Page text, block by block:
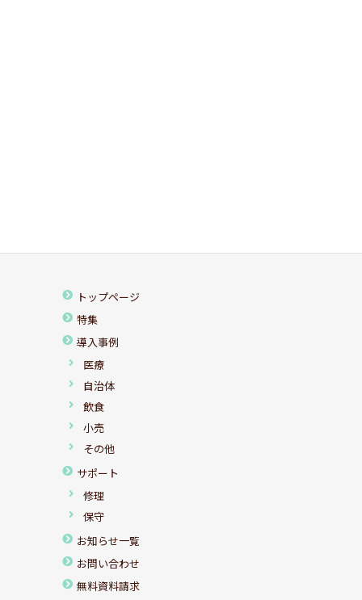
トップページ
特集
導入事例
医療
自治体
飲食
小売
その他
サポート
修理
保守
お知らせ一覧
お問い合わせ
無料資料請求